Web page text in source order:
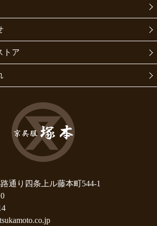
トア
通り四条上ル藤本町544-1